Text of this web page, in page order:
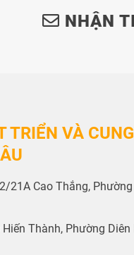
NHẬN
TRIỂN VÀ
21A Cao Thắng, Phường
Thành, Phường Diên